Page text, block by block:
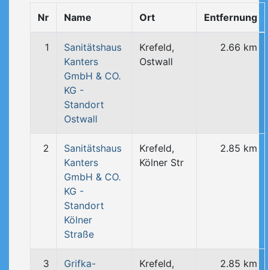
Nr Name Ort Entfernung
1
Sanitätshaus
Kanters
GmbH & CO.
KG -
Standort
Ostwall
Krefeld,
Ostwall
2.66 km
2
Sanitätshaus
Kanters
GmbH & CO.
KG -
Standort
Kölner
Straße
Krefeld,
Kölner Str
2.85 km
3
Grifka-
Krefeld,
2.85 km